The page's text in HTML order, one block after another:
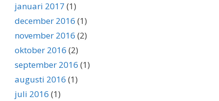
januari 2017 (1)
december 2016 (1)
november 2016 (2)
oktober 2016 (2)
september 2016 (1)
augusti 2016 (1)
juli 2016 (1)